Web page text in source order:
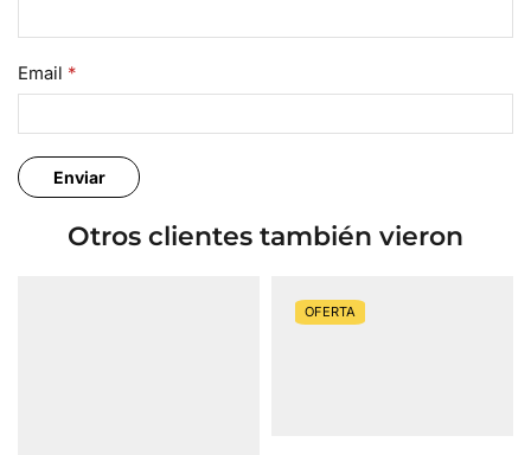
Email *
Otros clientes también vieron
OFERTA